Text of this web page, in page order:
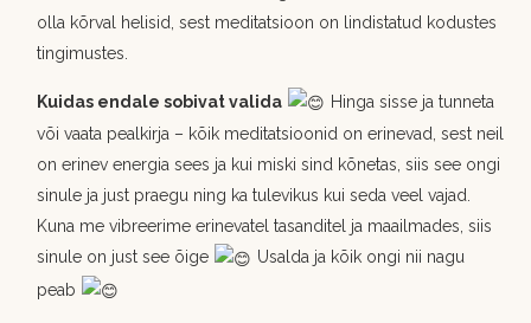
olla kõrval helisid, sest meditatsioon on lindistatud kodustes
tingimustes.
Kuidas endale sobivat valida
Hinga sisse ja tunneta
või vaata pealkirja – kõik meditatsioonid on erinevad, sest neil
on erinev energia sees ja kui miski sind kõnetas, siis see ongi
sinule ja just praegu ning ka tulevikus kui seda veel vajad.
Kuna me vibreerime erinevatel tasanditel ja maailmades, siis
sinule on just see õige
Usalda ja kõik ongi nii nagu
peab